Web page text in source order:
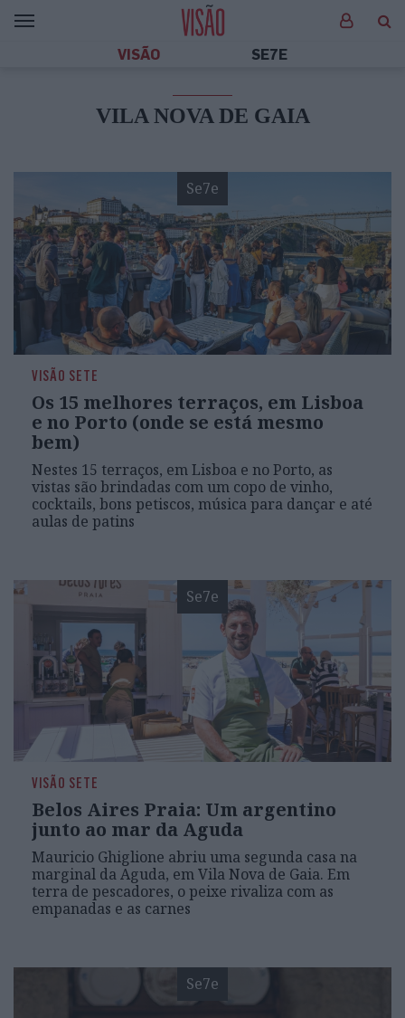
VISÃO SE7E
VILA NOVA DE GAIA
Se7e
VISÃO SETE
Os 15 melhores terraços, em Lisboa
e no Porto (onde se está mesmo
bem)
Nestes 15 terraços, em Lisboa e no Porto, as
vistas são brindadas com um copo de vinho,
cocktails, bons petiscos, música para dançar e até
aulas de patins
Se7e
VISÃO SETE
Belos Aires Praia: Um argentino
junto ao mar da Aguda
Mauricio Ghiglione abriu uma segunda casa na
marginal da Aguda, em Vila Nova de Gaia. Em
terra de pescadores, o peixe rivaliza com as
empanadas e as carnes
Se7e